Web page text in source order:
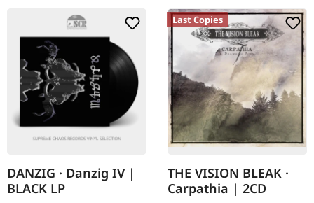
DANZIG · Danzig IV |
BLACK LP
Last Copies
THE VISION BLEAK ·
Carpathia | 2CD